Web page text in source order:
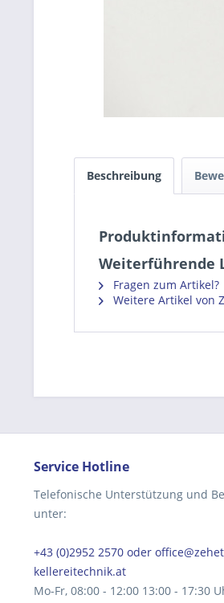
Beschreibung
Weiterführende
Fragen zum Artikel?
Weitere Artikel von
Service Hotline
Telefonische Unterstützung und
unter:
+43 (0)2952 2570 oder
kellereitechnik.at
Mo-Fr, 08:00 - 12:00 13:00 - 17:30